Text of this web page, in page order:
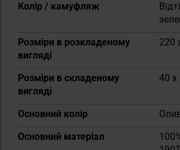
Колір / камуфляж
Розміри в розкладеному
вигляді
220
Розміри в складеному
вигляді
40 x
Основний колір
Основний матеріал